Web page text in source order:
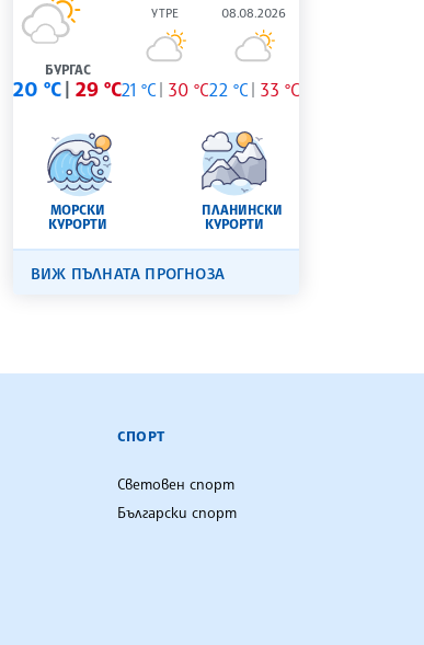
БУРГАС
20 °C 29 °C
УТРЕ
21 °C 30 °C
08.08.2026
22 °C 33 °C
МОРСКИ
КУРОРТИ
ПЛАНИНСКИ
КУРОРТИ
ВИЖ ПЪЛНАТА ПРОГНОЗА
СПОРТ
Световен спорт
Български спорт